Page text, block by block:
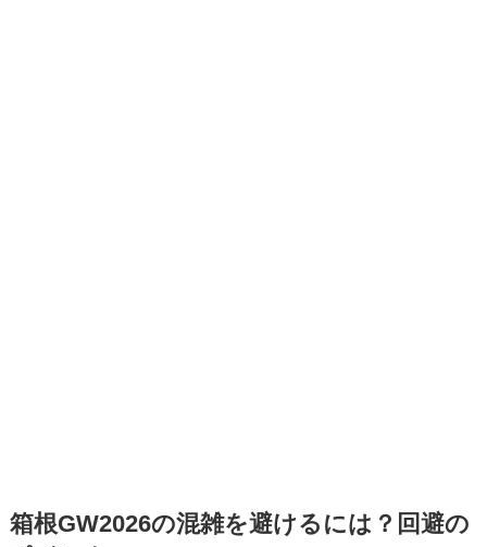
箱根GW2026の混雑を避けるには？回避の